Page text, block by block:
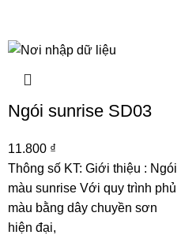
Ngói sunrise SD03
11.800 ₫
Thông số KT: Giới thiệu : Ngói
màu sunrise Với quy trình phủ
màu bằng dây chuyền sơn
hiện đại,